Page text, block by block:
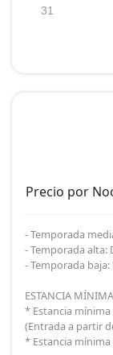
Precio por
- Temporada
- Temporada alta:
- Temporada
ESTANCIA MÍNIMA
* Estancia mínima
(Entrada a partir
* Estancia mínima